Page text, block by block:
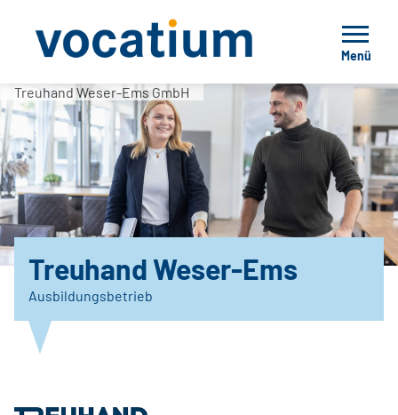
Menü
Treuhand Weser-Ems GmbH
Treuhand Weser-Ems
Ausbildungsbetrieb